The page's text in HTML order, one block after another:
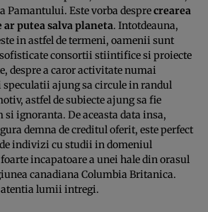
Pamantului. Este vorba desprecrearea
putea salva planeta. Intotdeauna,
in astfel de termeni, oamenii sunt
consortii stiintifice si proiecte
despre a caror activitate numai
ajung sa circule in randul
astfel de subiecte ajung sa fie
ignoranta. De aceasta data insa,
demna de creditul oferit, este perfect
indivizi cu studii in domeniul
incapatoare a unei hale din orasul
canadiana Columbia Britanica.
lumii intregi.